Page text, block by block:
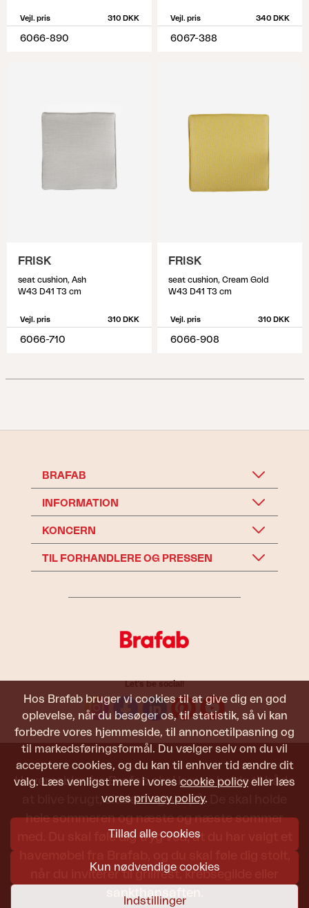
Hos Brafab bruger vi cookies til at give dig en god
oplevelse, når du besøger os, til statistik, så vi kan
forbedre vores hjemmeside, til annoncetilpasning og
til markedsføringsformål. Du vælger selv om du vil
acceptere cookies, og du kan til enhver tid ændre dit
valg. Læs venligst mere i vores cookie policy eller læs
vores privacy policy.
Tillad alle cookies
Kun nødvendige cookies
Indstillinger
Vejl. pris 310 DKK
6066-890
Vejl. pris 340 DKK
6067-388
FRISK
seat cushion, Ash
W43 D41 T3 cm
Vejl. pris 310 DKK
6066-710
FRISK
seat cushion, Cream Gold
W43 D41 T3 cm
Vejl. pris 310 DKK
6066-908
BRAFAB
INFORMATION
KONCERN
TIL FORHANDLERE OG PRESSEN
Let's be social!
Havemøbler fra Brafab skal kunne holde til både
at blive brugt, siddet i og set på. De skal holde
hele sommeren og næste og næste sommer
med. Du skal føle dig tryg ved, at du har valgt et
når du inviterer til grillfest, krebsegilde eller